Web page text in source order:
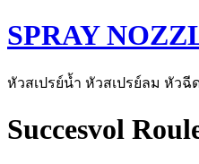
SPRAY
หัวสเปรย์น้ำ หัวสเปรย์ลม หัวฉี
Succesvol